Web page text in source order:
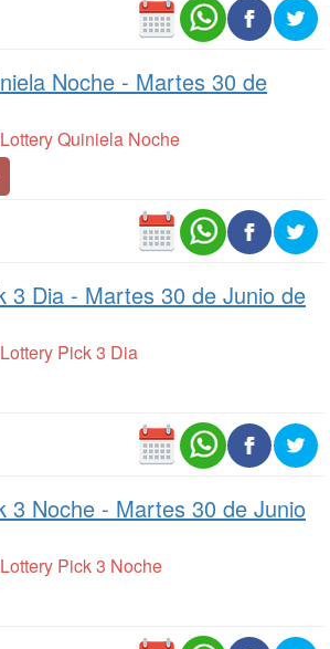
Noche - Martes 30 de
Quiniela Noche
3 Dia - Martes 30 de Junio de
Pick 3 Dia
3 Noche - Martes 30 de Junio
Pick 3 Noche